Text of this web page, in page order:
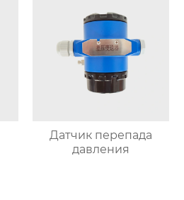
Датчик перепада
давления